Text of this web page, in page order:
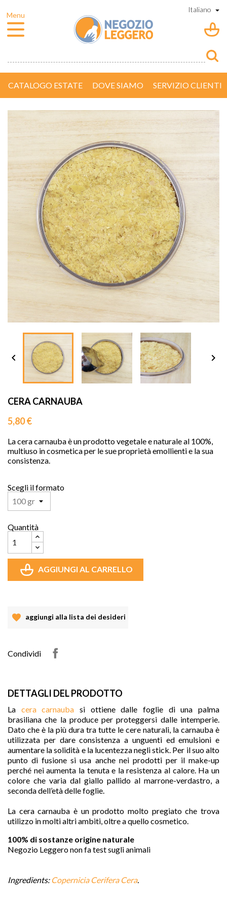

CATALOGO ESTATE DOVE SIAMO SERVIZIO CLIENTI
 
CERA CARNAUBA
5,80 €
La cera carnauba è un prodotto vegetale e naturale al 100%,
multiuso in cosmetica per le sue proprietà emollienti e la sua
consistenza.
Scegli il formato
Quantità

AGGIUNGI AL CARRELLO
favorite
aggiungi alla lista dei desideri
Condividi
DETTAGLI DEL PRODOTTO
La cera carnauba si ottiene dalle foglie di una palma
brasiliana che la produce per proteggersi dalle intemperie.
Dato che è la più dura tra tutte le cere naturali, la carnauba è
utilizzata per dare consistenza a unguenti ed emulsioni e
aumentare la solidità e la lucentezza negli stick. Per il suo alto
punto di fusione si usa anche nei prodotti per il make-up
perché nei aumenta la tenuta e la resistenza al calore. Ha un
colore che varia dal giallo pallido al marrone-verdastro, a
seconda dell’età delle foglie.
La cera carnauba è un prodotto molto pregiato che trova
utilizzo in molti altri ambiti, oltre a quello cosmetico.
100% di sostanze origine naturale
Negozio Leggero non fa test sugli animali
Ingredients: Copernicia Cerifera Cera.